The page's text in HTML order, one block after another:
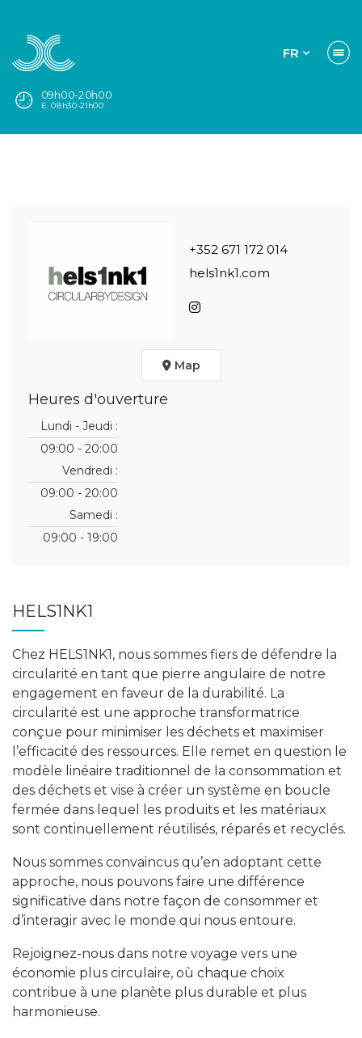
FR
09h00-20h00
E. 08h30-21h00
+352 671 172 014
hels1nk1.com
Map
Heures d'ouverture
Lundi - Jeudi :
09:00 - 20:00
Vendredi :
09:00 - 20:00
Samedi :
09:00 - 19:00
HELS1NK1
Chez HELS1NK1, nous sommes fiers de défendre la
circularité en tant que pierre angulaire de notre
engagement en faveur de la durabilité. La
circularité est une approche transformatrice
conçue pour minimiser les déchets et maximiser
l’efficacité des ressources. Elle remet en question le
modèle linéaire traditionnel de la consommation et
des déchets et vise à créer un système en boucle
fermée dans lequel les produits et les matériaux
sont continuellement réutilisés, réparés et recyclés.
Nous sommes convaincus qu’en adoptant cette
approche, nous pouvons faire une différence
significative dans notre façon de consommer et
d’interagir avec le monde qui nous entoure.
Rejoignez-nous dans notre voyage vers une
économie plus circulaire, où chaque choix
contribue à une planète plus durable et plus
harmonieuse.